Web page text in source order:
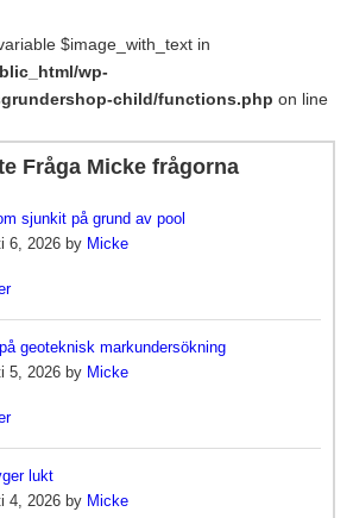
$image_with_text in
wp-
child/functions.php on line
Fråga Micke frågorna
sjunkit på grund av pool
6, 2026 by Micke
geoteknisk markundersökning
5, 2026 by Micke
lukt
4, 2026 by Micke